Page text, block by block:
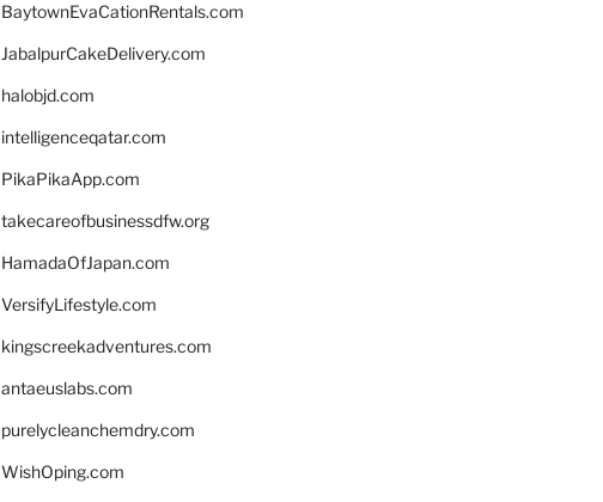
BaytownEvaCationRentals.com
JabalpurCakeDelivery.com
halobjd.com
intelligenceqatar.com
PikaPikaApp.com
takecareofbusinessdfw.org
HamadaOfJapan.com
VersifyLifestyle.com
kingscreekadventures.com
antaeuslabs.com
purelycleanchemdry.com
WishOping.com